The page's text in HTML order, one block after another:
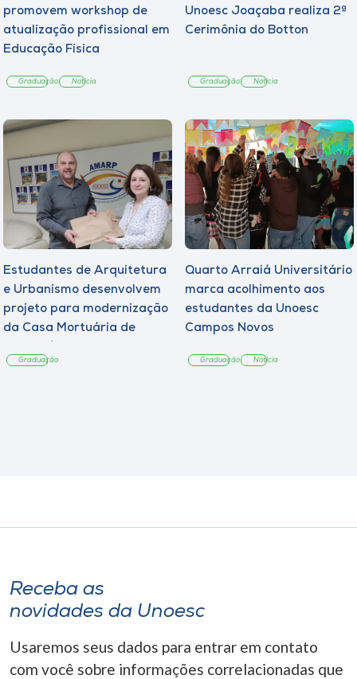
promovem workshop de
atualização profissional em
Educação Física
Graduação Notícia
Unoesc Joaçaba realiza 2ª
Cerimônia do Botton
Graduação Notícia
Estudantes de Arquitetura
e Urbanismo desenvolvem
projeto para modernização
da Casa Mortuária de
Graduação
Quarto Arraiá Universitário
marca acolhimento aos
estudantes da Unoesc
Campos Novos
Graduação Notícia
Receba as
novidades da Unoesc
Usaremos seus dados para entrar em contato
com você sobre informações correlacionadas que